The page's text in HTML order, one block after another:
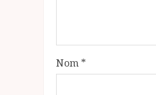
Nom *